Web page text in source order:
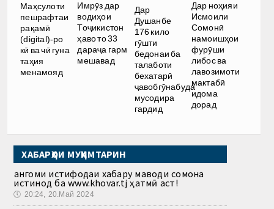
Маҳсулоти
пешрафтаи
рақамӣ
(digital)-ро
кӣ ва чӣ гуна
таҳия
менамояд
Имрӯз дар
водиҳои
Тоҷикистон
ҳаво то 33
дараҷа гарм
мешавад
Дар
Душанбе
176 кило
гӯшти
бедонаи ба
талаботи
бехатарӣ
ҷавобгӯнабуда
мусодира
гардид
Дар ноҳияи
Исмоили
Сомонӣ
намоишҳои
фурӯши
либос ва
лавозимоти
мактабӣ
идома
дорад
ХАБАРҲОИ МУҲИМТАРИН
Ҳангоми истифодаи хабару маводи сомона
истинод ба www.khovar.tj ҳатмӣ аст!
🕔 20:24, 20.Май 2024